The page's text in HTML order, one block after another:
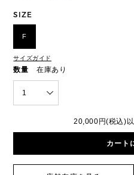
SIZE
F
サイズガイド
数量 在庫あり
1
20,000円(税込)
カート